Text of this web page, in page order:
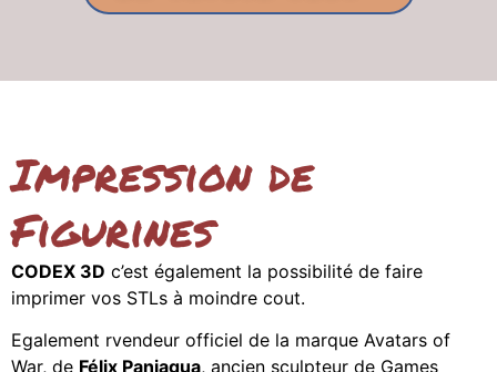
Impression de
Figurines
CODEX 3D c’est également la possibilité de faire
imprimer vos STLs à moindre cout.
Egalement rvendeur officiel de la marque Avatars of
War, de Félix Paniagua, ancien sculpteur de Games